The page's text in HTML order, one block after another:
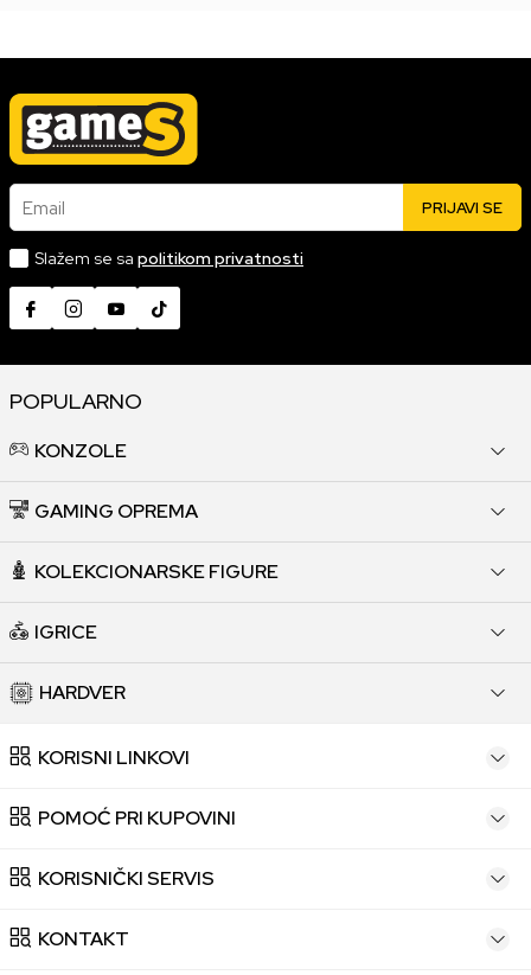
Email PRIJAVI SE
Slažem se sa politikom privatnosti
POPULARNO
KONZOLE
GAMING OPREMA
KOLEKCIONARSKE FIGURE
IGRICE
HARDVER
KORISNI LINKOVI
POMOĆ PRI KUPOVINI
KORISNIČKI SERVIS
KONTAKT